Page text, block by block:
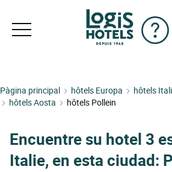
Pàgina principal hôtels Europa hôtels
hôtels Aosta
hôtels Pollein
Encuentre su hotel 3
Italie, en esta ciudad: